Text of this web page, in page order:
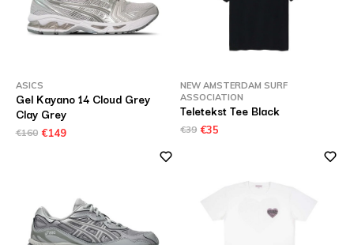
ASICS
Gel Kayano 14 Cloud Grey
Clay Grey
€160 €149
NEW AMSTERDAM SURF
ASSOCIATION
Teletekst Tee Black
€39 €35